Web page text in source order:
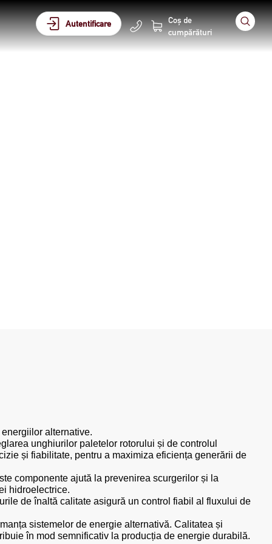
Autentificare
Coș de
cumpărături
alternative.
unghiurilor paletelor rotorului și de controlul
și fiabilitate, pentru a maximiza eficiența generării de
componente ajută la prevenirea scurgerilor și la
hidroelectrice.
de înaltă calitate asigură un control fiabil al fluxului de
sistemelor de energie alternativă. Calitatea și
în mod semnificativ la producția de energie durabilă.